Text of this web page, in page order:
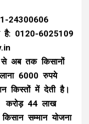
24300606
है: 0120-6025109
से अब तक किसानों
6000 रुपये
किस्तों में देती है।
करोड़ 44 लाख
सम्मान योजना